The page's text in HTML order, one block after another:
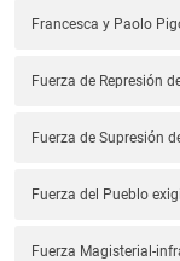
Francesca y Paolo
Fuerza de Represión
Fuerza de Supresión
Fuerza del Pueblo
Fuerza Magisterial-